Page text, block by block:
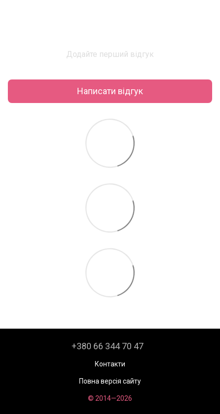
Додайте перший відгук
Написати відгук
+380 66 344 70 47
Контакти
Повна версія сайту
© 2014—2026